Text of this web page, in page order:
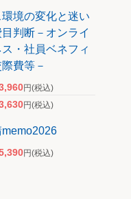
環境の変化と迷い
判断－オンライ
・社員ベネフィ
費等－
円(税込)
円(税込)
円(税込)